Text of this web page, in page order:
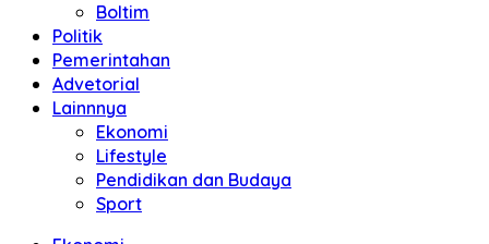
Boltim
Politik
Pemerintahan
Advetorial
Lainnnya
Ekonomi
Lifestyle
Pendidikan dan Budaya
Sport